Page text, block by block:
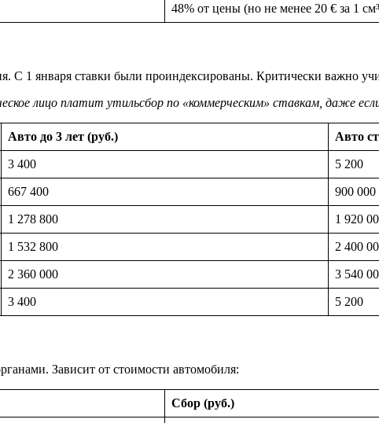
48% от цены (но не менее 20 € за 1
С 1 января ставки были проиндексированы. Критически важно
лицо платит утильсбор по «коммерческим» ставкам, даже
Авто до 3 лет (руб.) Авто
3 400 5 200
667 400 900 000
1 278 800 1 920
1 532 800 2 400
2 360 000 3 540
3 400 5 200
Зависит от стоимости автомобиля:
Сбор (руб.)